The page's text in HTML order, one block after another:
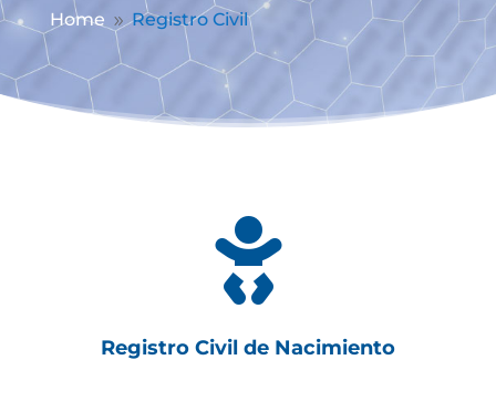
Home 9 Registro Civil

Registro Civil de Nacimiento